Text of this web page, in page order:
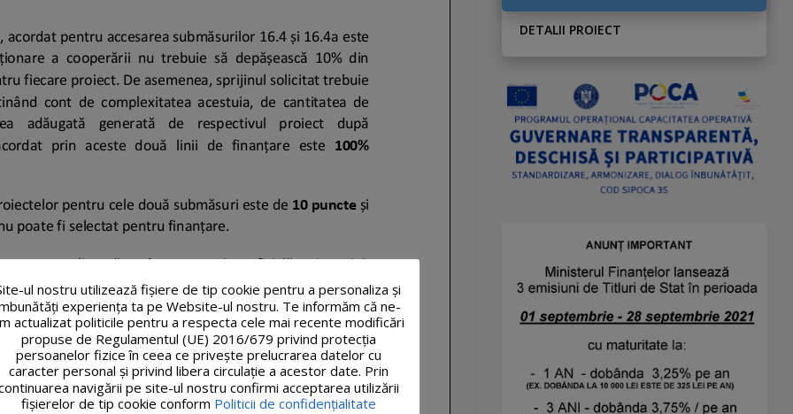
DETALII PROIECT
ul nostru utilizează fişiere de tip cookie pentru a personaliza și
experiența ta pe Website-ul nostru. Te informăm că ne-
actualizat politicile pentru a respecta cele mai recente modificări
propuse de Regulamentul (UE) 2016/679 privind protecția
persoanelor fizice în ceea ce privește prelucrarea datelor cu
caracter personal și privind libera circulație a acestor date. Prin
navigării pe site-ul nostru confirmi acceptarea utilizării
fişierelor de tip cookie conform Politicii de confidențialitate